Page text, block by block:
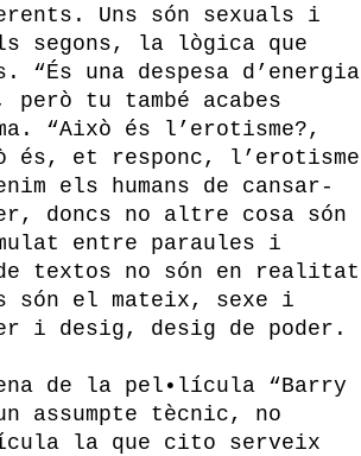
Uns són sexuals i
segons, la lògica que
una despesa d’energia
però tu també acabes
“Això és l’erotisme?,
és, et responc, l’erotisme
els humans de cansar-
doncs no altre cosa són
entre paraules i
textos no són en realitat
són el mateix, sexe i
i desig, desig de poder.
de la pel•lícula “Barry
assumpte tècnic, no
la que cito serveix